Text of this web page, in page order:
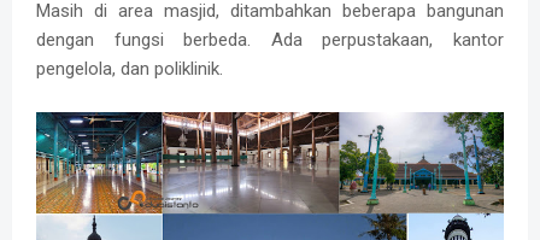
Masih di area masjid, ditambahkan beberapa bangunan
dengan fungsi berbeda. Ada perpustakaan, kantor
pengelola, dan poliklinik.